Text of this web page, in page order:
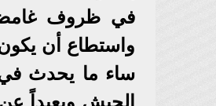
في ظروف غامضة
واستطاع أن
ساء ما يحدث في
الجيش وبعيداً